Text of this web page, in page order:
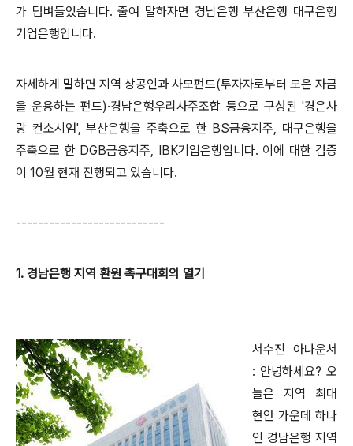
가 덤벼들었습니다. 줄여 말하자면 경남은행 부산은행 대구은행
기업은행입니다.
자세하게 말하면 지역 상공인과 사모펀드(투자자로부터 모은 자금
을 운용하는 펀드)·경남은행우리사주조합 등으로 구성된 '경은사
랑 컨소시엄', 부산은행을 주축으로 한 BS금융지주, 대구은행을
주축으로 한 DGB금융지주, IBK기업은행입니다. 이에 대한 검증
이 10월 현재 진행되고 있습니다.
---------------------------
1. 경남은행 지역 환원 촉구대회의 열기
서수진 아나운서
: 안녕하세요? 오
늘은 지역 최대
현안 가운데 하나
인 경남은행 지역